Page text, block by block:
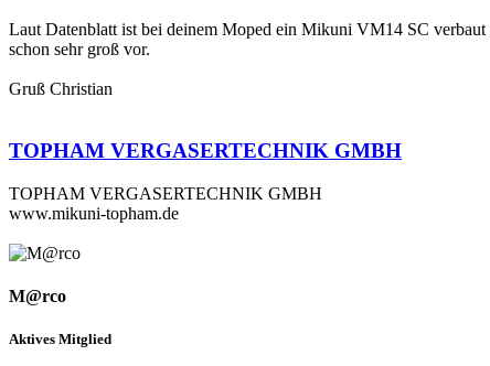
Laut Datenblatt ist bei deinem Moped ein Mikuni VM14 SC
schon sehr groß vor.
Gruß Christian
TOPHAM VERGASERTECHNIK GMBH
TOPHAM VERGASERTECHNIK GMBH
www.mikuni-topham.de
M@rco
Aktives Mitglied